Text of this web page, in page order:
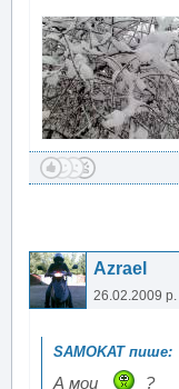
Azrael
26.02.2009 р.
А мои ?